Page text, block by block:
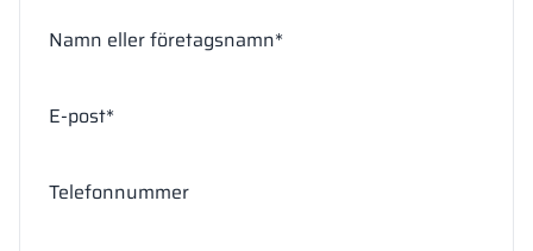
Namn eller företagsnamn*
E-post*
Telefonnummer